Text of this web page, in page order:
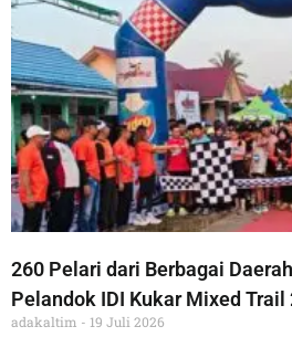
260 Pelari dari Berbagai
Pelandok IDI Kukar Mixed Trail
adakaltim 19 Juli 2026